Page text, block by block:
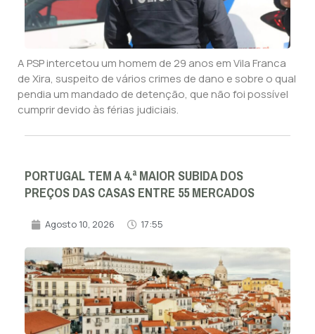
A PSP intercetou um homem de 29 anos em Vila Franca
de Xira, suspeito de vários crimes de dano e sobre o qual
pendia um mandado de detenção, que não foi possível
cumprir devido às férias judiciais.
PORTUGAL TEM A 4.ª MAIOR SUBIDA DOS
PREÇOS DAS CASAS ENTRE 55 MERCADOS
Agosto 10, 2026 17:55